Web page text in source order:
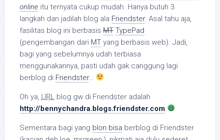
online itu ternyata cukup mudah. Hanya butuh 3
langkah dan jadilah blog ala Friendster. Asal tahu aja,
fasilitas blog ini berbasis MT TypePad
(pengembangan dari MT yang berbasis web). Jadi,
bagi yang sebelumnya udah terbiasa
menggunakannya, pasti udah gak canggung lagi
berblog di Friendster…
Oh ya, URL blog gw di Friendster adalah
http://bennychandra.blogs.friendster.com
Sementara bagi yang blon bisa berblog di Friendster